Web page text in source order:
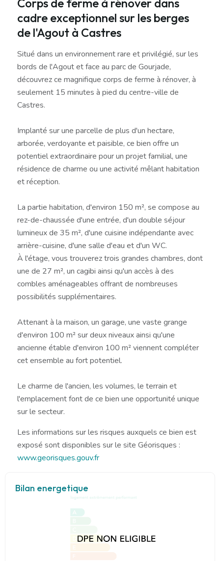
cadre exceptionnel sur les berges
de l'Agout à Castres
Situé dans un environnement rare et privilégié, sur les
bords de l'Agout et face au parc de Gourjade,
découvrez ce magnifique corps de ferme à rénover, à
seulement 15 minutes à pied du centre-ville de
Castres.
Implanté sur une parcelle de plus d'un hectare,
arborée, verdoyante et paisible, ce bien offre un
potentiel extraordinaire pour un projet familial, une
résidence de charme ou une activité mêlant habitation
et réception.
La partie habitation, d'environ 150 m², se compose au
rez-de-chaussée d'une entrée, d'un double séjour
lumineux de 35 m², d'une cuisine indépendante avec
arrière-cuisine, d'une salle d'eau et d'un WC.
À l'étage, vous trouverez trois grandes chambres, dont
une de 27 m², un cagibi ainsi qu'un accès à des
combles aménageables offrant de nombreuses
possibilités supplémentaires.
Attenant à la maison, un garage, une vaste grange
d'environ 100 m² sur deux niveaux ainsi qu'une
ancienne étable d'environ 100 m² viennent compléter
cet ensemble au fort potentiel.
Le charme de l'ancien, les volumes, le terrain et
l'emplacement font de ce bien une opportunité unique
sur le secteur.
Les informations sur les risques auxquels ce bien est
exposé sont disponibles sur le site Géorisques :
www.georisques.gouv.fr
Bilan energetique